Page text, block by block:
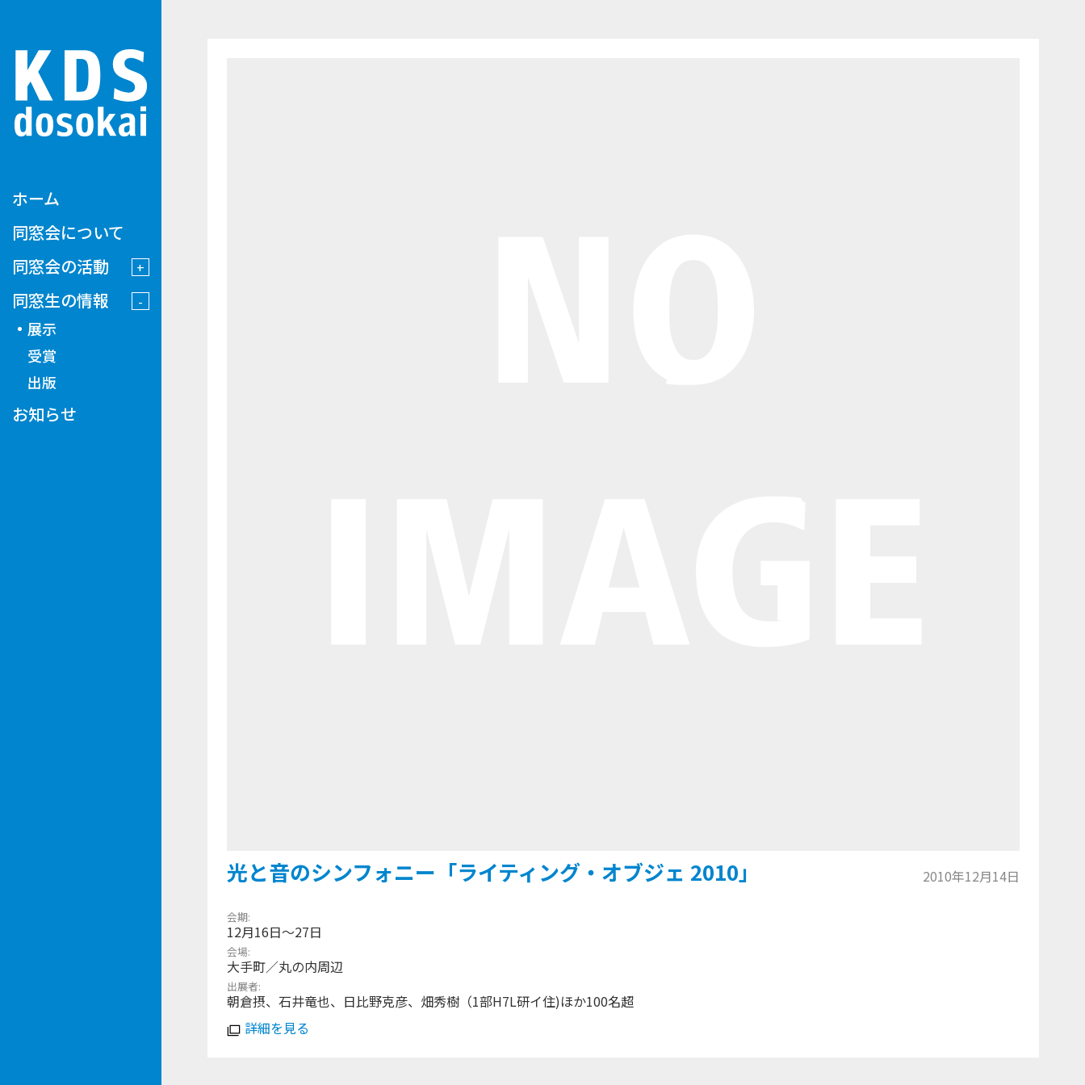
ホーム
同窓会について
同窓会の活動
同窓生の情報
展示
受賞
出版
お知らせ
光と音のシンフォニー「ライティング・オブジェ 2010」 2010年12月14日
会期
12月16日〜27日
会場
大手町／丸の内周辺
出展者
朝倉摂、石井竜也、日比野克彦、畑秀樹（1部H7L研イ住)ほか100名超
詳細を見る